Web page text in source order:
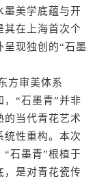
墨美学底蕴与开
其在上海首次个
呈现独创的“石墨
方审美体系
“石墨青”并非
的当代青花艺术
统性重构。本次
“石墨青”根植于
，是对青花瓷传